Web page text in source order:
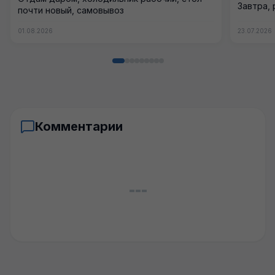
почти новый, самовывоз
01.08.2026
Завтра,
23.07.2026
Комментарии